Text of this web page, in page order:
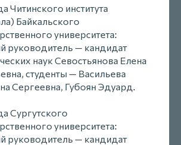
Читинского института
Байкальского
университета:
руководитель — кандидат
наук Севостьянова Елена
студенты — Васильева
Сергеевна, Губоян Эдуард.
Сургутского
университета:
руководитель — кандидат